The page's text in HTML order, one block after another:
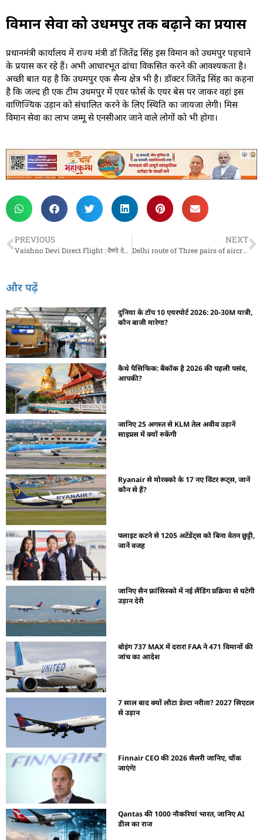
विमान सेवा को उधमपुर तक बढ़ाने का प्रयास
प्रधानमंत्री कार्यालय में राज्य मंत्री डॉ जितेंद्र सिंह इस विमान को उधमपुर पहचाने
के प्रयास कर रहे हैं। अभी आधारभूत ढांचा विकसित करने की आवश्यकता है।
अच्छी बात यह है कि उधमपुर एक सैन्य क्षेत्र भी है। डॉक्टर जितेंद्र सिंह का कहना
है कि जल्द ही एक टीम उधमपुर में एयर फोर्स के एयर बेस पर जाकर वहां इस
वाणिज्यिक उड़ान को संचालित करने के लिए स्थिति का जायजा लेगी। मिस
विमान सेवा का लाभ जम्मू से एनसीआर जाने वाले लोगों को भी होगा।
PREVIOUS
Vaishno Devi Direct Flight : वैष्णो देवी दर्शन के लिए यूपी से मिलेगी सीधी फ्लाइट, यात्रियों के लिए खुशखबरी
NEXT
Delhi route of Three pairs of aircraft : दिल्ली रूट पर तीन जोड़ी विमानों की हुई आवाजाही
और पढ़ें
दुनिया के टॉप 10 एयरपोर्ट 2026: 20-30M यात्री,
कौन बाजी मारेगा?
कैथे पैसिफिक: बैंकॉक है 2026 की पहली पसंद,
आपकी?
जानिए 25 अगस्त से KLM तेल अवीव उड़ानें
साइप्रस में क्यों रुकेंगी
Ryanair से मोरक्को के 17 नए विंटर रूट्स, जानें
कौन से हैं?
फ्लाइट कटने से 1205 अटेंडेंट्स को बिना वेतन छुट्टी,
जानें वजह
जानिए सैन फ्रांसिस्को में नई लैंडिंग प्रक्रिया से घटेगी
उड़ान देरी
बोइंग 737 MAX में दरार! FAA ने 471 विमानों की
जांच का आदेश
7 साल बाद क्यों लौटा डेल्टा नरीता? 2027 सिएटल
से उड़ान
Finnair CEO की 2026 सैलरी जानिए, चौंक
जाएंगे!
Qantas की 1000 नौकरियां भारत, जानिए AI
डील का राज